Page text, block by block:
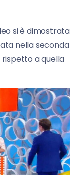
si è dimostrata
nella seconda
a quella